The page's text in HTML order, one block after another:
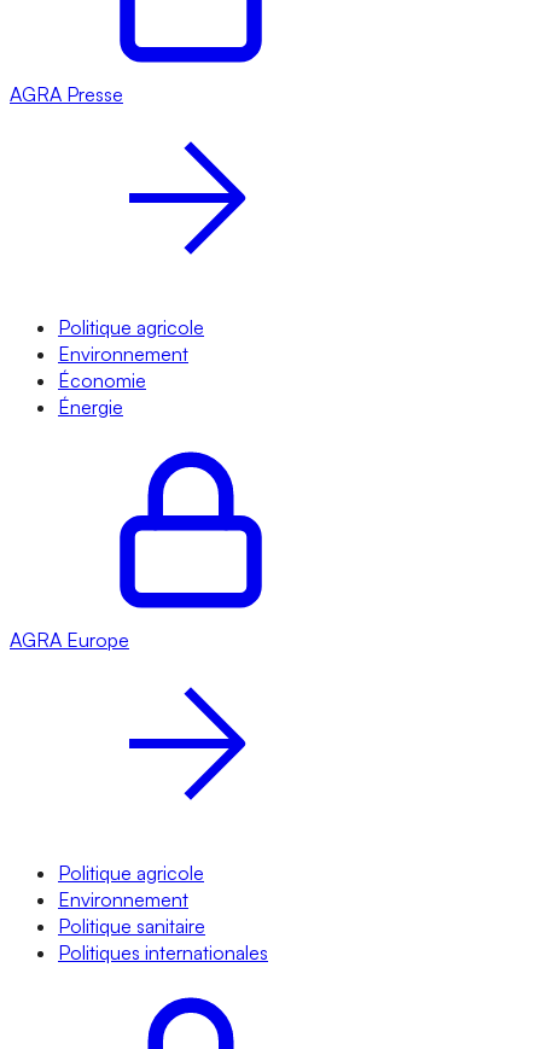
AGRA Presse
Politique agricole
Environnement
Économie
Énergie
AGRA Europe
Politique agricole
Environnement
Politique sanitaire
Politiques internationales